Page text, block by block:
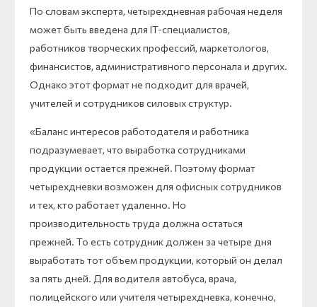
По словам эксперта, четырехдневная рабочая неделя
может быть введена для IT-специалистов,
работников творческих профессий, маркетологов,
финансистов, административного персонала и других.
Однако этот формат не подходит для врачей,
учителей и сотрудников силовых структур.
«Баланс интересов работодателя и работника
подразумевает, что выработка сотрудниками
продукции остается прежней. Поэтому формат
четырехдневки возможен для офисных сотрудников
и тех, кто работает удаленно. Но
производительность труда должна остаться
прежней. То есть сотрудник должен за четыре дня
выработать тот объем продукции, который он делал
за пять дней. Для водителя автобуса, врача,
полицейского или учителя четырехдневка, конечно,